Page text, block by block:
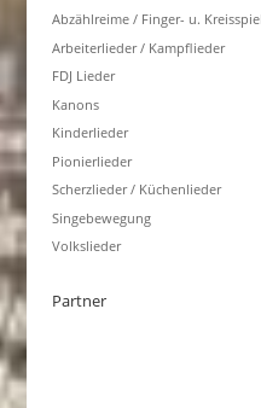
Abzählreime / Finger- u.
Arbeiterlieder / Kampflieder
FDJ Lieder
Kanons
Kinderlieder
Pionierlieder
Scherzlieder / Küchenlieder
Singebewegung
Volkslieder
Partner